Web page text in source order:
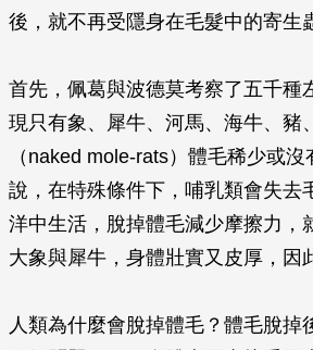
後，就不再受隱身在毛髮中的寄生
首先，佩葛與波德莫考察了五千種
現只有象、犀牛、河馬、海牛、豬
（naked mole-rats）體毛稀少或
說，在特殊條件下，哺乳類會失去
洋中生活，脫掉體毛減少摩擦力，
大象與犀牛，身體壯實又皮厚，因
人類為什麼會脫掉體毛？體毛脫掉